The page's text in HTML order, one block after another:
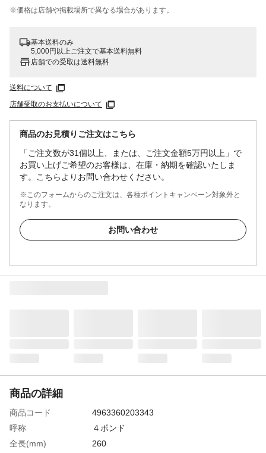
※価格は​店舗や​掲載場所で​異なる​場合が​あります。
基本送料のみ
5,000円以上ご注文で基本送料無料
店舗での受取は送料無料
送料について
店舗受取のお支払いについて
商品のお見積りご注文はこちら
「ご注文数が31個以上、または、ご注文金額5万円以上」で
お買い上げご希望のお客様は、在庫・納期を確認いたしま
す。こちらよりお問い合わせください。
※このフォームからのご注文は、各種ポイントキャンペーン対象外と
なります。
お問い合わせ
商品の詳細
商品コード
4963360203343
呼称
４ポンド
全長(mm)
260